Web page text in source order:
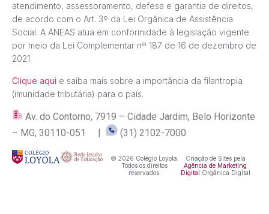
atendimento, assessoramento, defesa e garantia de direitos,
de acordo com o Art. 3º da Lei Orgânica de Assistência
Social. A ANEAS atua em conformidade à legislação vigente
por meio da Lei Complementar nº 187 de 16 de dezembro de
2021.
Clique aqui e saiba mais sobre a importância da filantropia
(imunidade tributária) para o país.
Av. do Contorno, 7919 – Cidade Jardim, Belo Horizonte
– MG, 30110-051 |
(31) 2102-7000
© 2026 Colégio Loyola.
Todos os direitos
reservados.
Criação de Sites pela
Agência de Marketing
Digital
Orgânica Digital